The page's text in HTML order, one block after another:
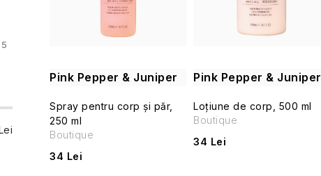
5
r
e
a
p
r
o
d
Pink Pepper & Juniper
Spray pentru corp și păr,
250 ml
34 Lei
Boutique
Pink Pepper & Juniper
Loțiune de corp, 500 ml
34 Lei
Boutique